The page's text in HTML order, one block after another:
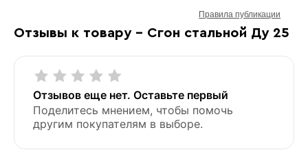
Отзывы к товару - Сгон стальной Ду 25
Отзывов еще нет. Оставьте первый
Поделитесь мнением, чтобы помочь
другим покупателям в выборе.
Правила публикации